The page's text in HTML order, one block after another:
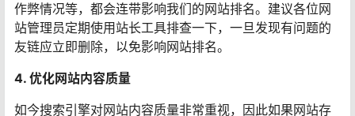
作弊情况等，都会连带影响我们的网站排名。建议各位网
站管理员定期使用站长工具排查一下，一旦发现有问题的
友链应立即删除，以免影响网站排名。
4. 优化网站内容质量
如今搜索引擎对网站内容质量非常重视，因此如果网站存